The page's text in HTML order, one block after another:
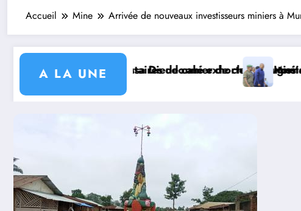
Accueil Mine Arrivée de nouveaux investisseurs miniers à
A LA UNE
de charge signé avec KGM S.A et prépare le deuxième
exhorte les autorités coutumières au recensement et à
Mission sécuritaire et sanitaire : le